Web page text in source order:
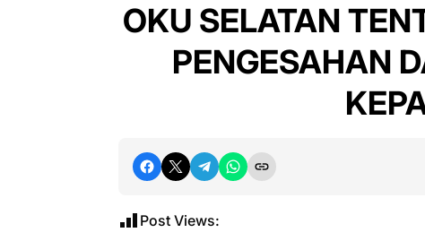
OKU SELATAN
PENGESAHAN
Post Views: